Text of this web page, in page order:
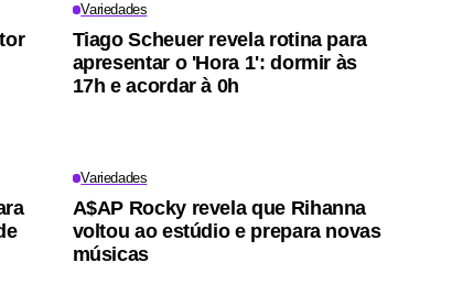
Variedades
Tiago Scheuer revela rotina para
apresentar o 'Hora 1': dormir às
17h e acordar à 0h
Variedades
A$AP Rocky revela que Rihanna
voltou ao estúdio e prepara novas
músicas